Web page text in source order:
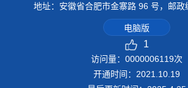
地址：安徽省合肥市金寨路 96 号，邮
电脑版
1
访问量： 0000006119次
开通时间： 2021 10 19